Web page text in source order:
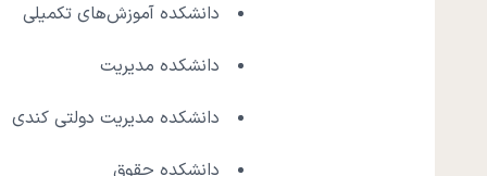
دانشکده آموزش‌های تکمیلی
دانشکده مدیریت
دانشکده مدیریت دولتی کندی
دانشکده حقوق